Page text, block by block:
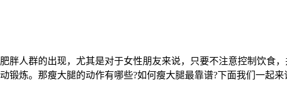
胖人群的出现，尤其是对于女性朋友来说，只要不注意控制饮食
锻炼。那瘦大腿的动作有哪些?如何瘦大腿最靠谱?下面我们一起来